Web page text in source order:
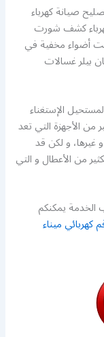
صيانة كهرباء
الكهرباء كشف شورت
أضواء مخفية في
بيلر غسالات
الإستغناء
من الأجهزة التي تعد
و لكن قد
من الأعطال و التي
الخدمة يمكنكم
كهربائي ميناء